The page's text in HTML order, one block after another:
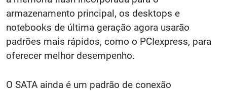
armazenamento principal, os desktops e
notebooks de última geração agora usarão
padrões mais rápidos, como o PCIexpress, para
oferecer melhor desempenho.
O SATA ainda é um padrão de conexão